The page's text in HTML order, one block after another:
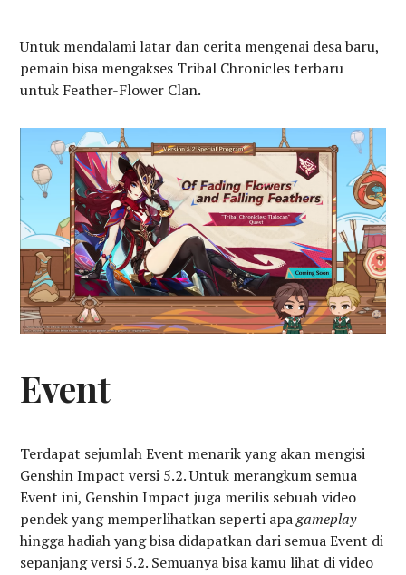
Untuk mendalami latar dan cerita mengenai desa baru,
pemain bisa mengakses Tribal Chronicles terbaru
untuk Feather-Flower Clan.
Event
Terdapat sejumlah Event menarik yang akan mengisi
Genshin Impact versi 5.2. Untuk merangkum semua
Event ini, Genshin Impact juga merilis sebuah video
pendek yang memperlihatkan seperti apagameplay
hingga hadiah yang bisa didapatkan dari semua Event di
sepanjang versi 5.2. Semuanya bisa kamu lihat di video